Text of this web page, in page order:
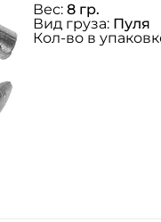
Вес: 8 гр.
Вид груза: Пуля
Кол-во в